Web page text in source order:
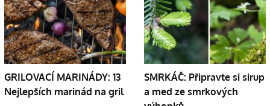
GRILOVACÍ MARINÁDY: 13
Nejlepších marinád na gril
SMRKÁČ: Připravte si sirup
a med ze smrkových